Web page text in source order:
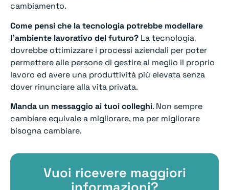
cambiamento.
Come pensi che la tecnologia potrebbe modellare
l’ambiente lavorativo del futuro? La tecnologia
dovrebbe ottimizzare i processi aziendali per poter
permettere alle persone di gestire al meglio il proprio
lavoro ed avere una produttività più elevata senza
dover rinunciare alla vita privata.
Manda un messaggio ai tuoi colleghi. Non sempre
cambiare equivale a migliorare, ma per migliorare
bisogna cambiare.
Vuoi ricevere maggiori